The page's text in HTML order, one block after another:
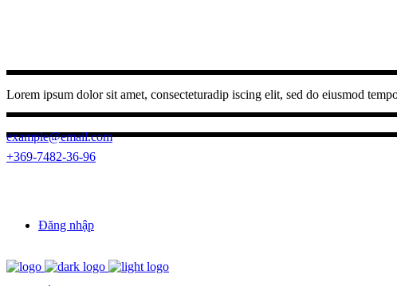
Lorem ipsum dolor sit amet, consecteturadip iscing elit, sed do eiusmod
example@email.com
+369-7482-36-96
Đăng nhập